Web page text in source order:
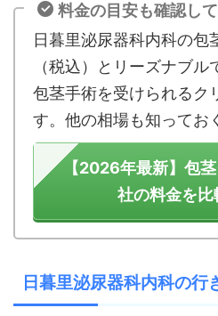
料金の目安も確認し
日暮里泌尿器科内科の包
（税込）とリーズナブ
包茎手術を受けられるク
す。他の相場も知ってお
【2026年最新】包
社の料金を比
日暮里泌尿器科内科の行